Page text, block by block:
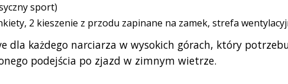
sport)
2 kieszenie z przodu zapinane na zamek, strefa
dla każdego narciarza w wysokich górach, który
podejścia po zjazd w zimnym wietrze.